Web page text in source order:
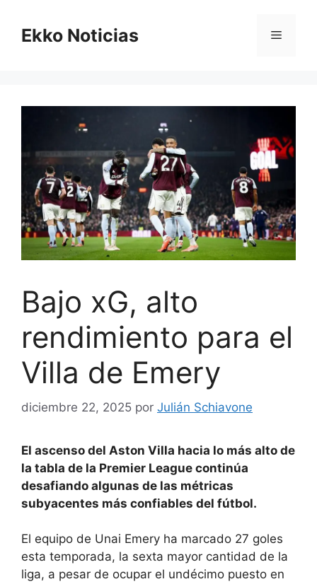
contenido
Ekko Noticias Menú
Bajo xG, alto
rendimiento para el
Villa de Emery
diciembre 22, 2025 por Julián Schiavone
El ascenso del Aston Villa hacia lo más alto de
la tabla de la Premier League continúa
desafiando algunas de las métricas
subyacentes más confiables del fútbol.
El equipo de Unai Emery ha marcado 27 goles
esta temporada, la sexta mayor cantidad de la
liga, a pesar de ocupar el undécimo puesto en